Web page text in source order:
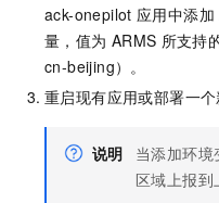
ack-onepilot 应用中添加
量，值为 ARMS 所支持
cn-beijing）。
重启现有应用或部署一个
说明
当添加环
区域上报到